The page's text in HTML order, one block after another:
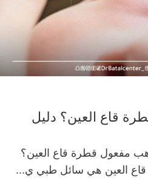
قاع العين؟ دليل
مفعول قطرة قاع العين؟
العين هي سائل طبي ي...